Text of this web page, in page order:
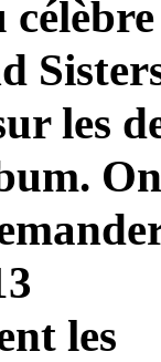
les
les